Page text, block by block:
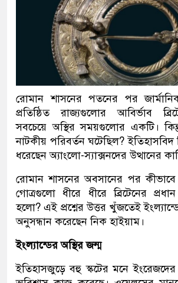
রোমান শাসনের পতনের পর
প্রতিষ্ঠিত রাজ্যগুলোর আবির্ভাব
সবচেয়ে অস্থির সময়গুলোর একটি।
নাটকীয় পরিবর্তন ঘটেছিল?
ধরেছেন অ্যাংলো-স্যাক্সনদের উত্থানের
রোমান শাসনের অবসানের পর কীভাবে
গোত্রগুলো ধীরে ধীরে ব্রিটেনের
হলো? এই প্রশ্নের উত্তর খুঁজতেই
অনুসন্ধান করেছেন নিক হাইয়াম।
ইংল্যান্ডের অস্থির জন্ম
ইতিহাসজুড়ে বহু স্কটের মনে